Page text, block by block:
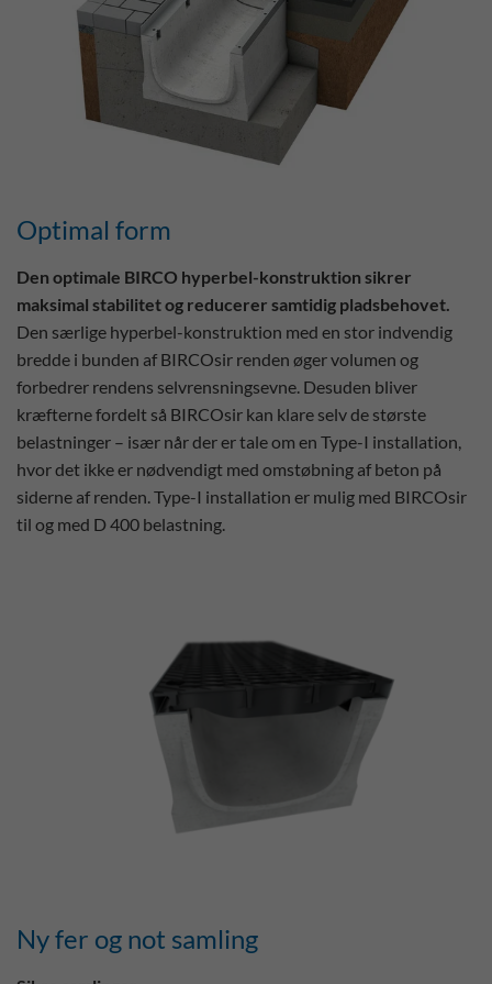
Optimal form
Den optimale BIRCO hyperbel-konstruktion sikrer
maksimal stabilitet og reducerer samtidig pladsbehovet.
Den særlige hyperbel-konstruktion med en stor indvendig
bredde i bunden af BIRCOsir renden øger volumen og
forbedrer rendens selvrensningsevne. Desuden bliver
kræfterne fordelt så BIRCOsir kan klare selv de største
belastninger – især når der er tale om en Type-I installation,
hvor det ikke er nødvendigt med omstøbning af beton på
siderne af renden. Type-I installation er mulig med BIRCOsir
til og med D 400 belastning.
Ny fer og not samling